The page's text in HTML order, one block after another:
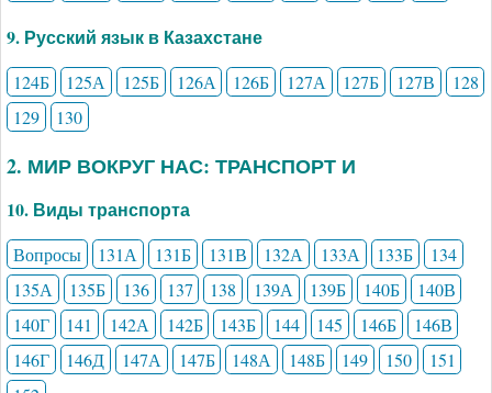
9. Русский язык в Казахстане
124Б 125А 125Б 126А 126Б 127А 127Б 127В
128
129
130
2. МИР ВОКРУГ НАС: ТРАНСПОРТ И
10. Виды транспорта
Вопросы 131А 131Б 131В 132А 133А 133Б
134
135А
135Б 136 137 138 139А 139Б 140Б
140В
140Г
141 142А 142Б 143Б 144 145 146Б
146В
146Г
146Д 147А 147Б 148А 148Б 149 150
151